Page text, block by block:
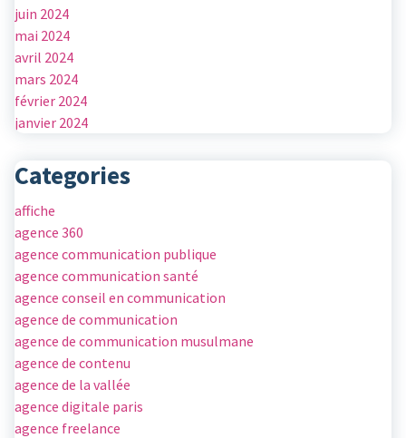
juin 2024
mai 2024
avril 2024
mars 2024
février 2024
janvier 2024
Categories
affiche
agence 360
agence communication publique
agence communication santé
agence conseil en communication
agence de communication
agence de communication musulmane
agence de contenu
agence de la vallée
agence digitale paris
agence freelance